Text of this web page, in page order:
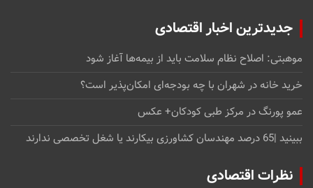
جدیدترین اخبار اقتصادی
موهبتی: اصلاح نظام سلامت باید از بیمه‌ها آغاز شود
خرید خانه در شهران با چه بودجه‌ای امکان‌پذیر است؟
عمو پورنگ در مرکز طبی کودکان+ عکس
ببینید |65 درصد مهندسان کشاورزی بیکارند یا شغل تخصصی ندارند
نظرات اقتصادی